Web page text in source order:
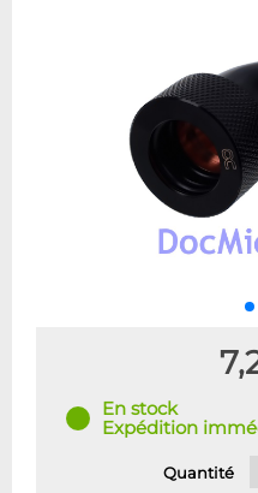
En stock
Expédition
Quantité